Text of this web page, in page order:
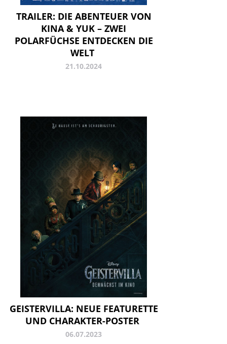
TRAILER: DIE ABENTEUER VON
KINA & YUK – ZWEI
POLARFÜCHSE ENTDECKEN DIE
WELT
21.10.2024
GEISTERVILLA: NEUE FEATURETTE
UND CHARAKTER-POSTER
06.07.2023